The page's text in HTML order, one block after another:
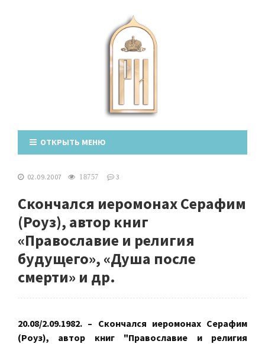
ОТКРЫТЬ МЕНЮ
02.09.2007 18757 3
Скончался иеромонах Серафим
(Роуз), автор книг
«Православие и религия
будущего», «Душа после
смерти» и др.
20.08/2.09.1982. – Скончался иеромонах Серафим
(Роуз), автор книг "Православие и религия